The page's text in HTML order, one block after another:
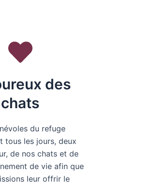
des
chats
du refuge
tous les jours, deux
de nos chats et de
de vie afin que
leur offrir le